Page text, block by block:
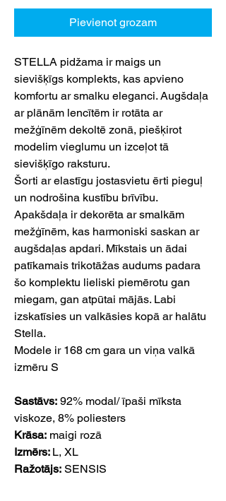
Pievienot grozam
STELLA pidžama ir maigs un
sievišķīgs komplekts, kas apvieno
komfortu ar smalku eleganci. Augšdaļa
ar plānām lencītēm ir rotāta ar
mežģīnēm dekoltē zonā, piešķirot
modelim vieglumu un izceļot tā
sievišķīgo raksturu.
Šorti ar elastīgu jostasvietu ērti pieguļ
un nodrošina kustību brīvību.
Apakšdaļa ir dekorēta ar smalkām
mežģīnēm, kas harmoniski saskan ar
augšdaļas apdari. Mīkstais un ādai
patīkamais trikotāžas audums padara
šo komplektu lieliski piemērotu gan
miegam, gan atpūtai mājās. Labi
izskatīsies un valkāsies kopā ar halātu
Stella.
Modele ir 168 cm gara un viņa valkā
izmēru S
Sastāvs: 92% modal/ īpaši mīksta
viskoze, 8% poliesters
Krāsa: maigi rozā
Izmērs: L, XL
Ražotājs: SENSIS